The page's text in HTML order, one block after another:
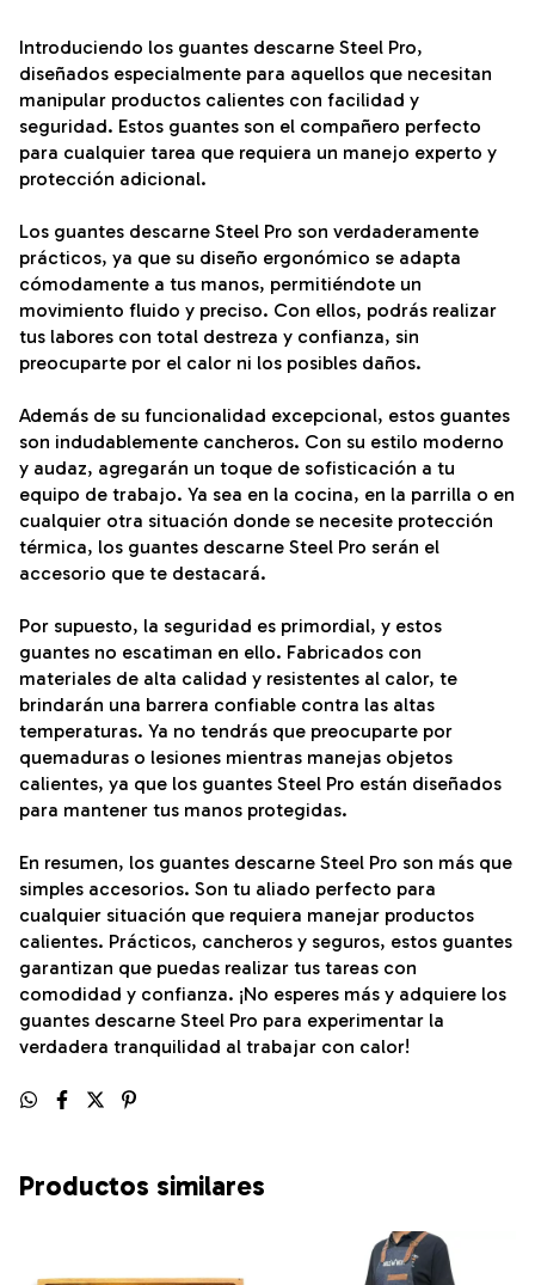
Introduciendo los guantes descarne Steel Pro,
diseñados especialmente para aquellos que necesitan
manipular productos calientes con facilidad y
seguridad. Estos guantes son el compañero perfecto
para cualquier tarea que requiera un manejo experto y
protección adicional.
Los guantes descarne Steel Pro son verdaderamente
prácticos, ya que su diseño ergonómico se adapta
cómodamente a tus manos, permitiéndote un
movimiento fluido y preciso. Con ellos, podrás realizar
tus labores con total destreza y confianza, sin
preocuparte por el calor ni los posibles daños.
Además de su funcionalidad excepcional, estos guantes
son indudablemente cancheros. Con su estilo moderno
y audaz, agregarán un toque de sofisticación a tu
equipo de trabajo. Ya sea en la cocina, en la parrilla o en
cualquier otra situación donde se necesite protección
térmica, los guantes descarne Steel Pro serán el
accesorio que te destacará.
Por supuesto, la seguridad es primordial, y estos
guantes no escatiman en ello. Fabricados con
materiales de alta calidad y resistentes al calor, te
brindarán una barrera confiable contra las altas
temperaturas. Ya no tendrás que preocuparte por
quemaduras o lesiones mientras manejas objetos
calientes, ya que los guantes Steel Pro están diseñados
para mantener tus manos protegidas.
En resumen, los guantes descarne Steel Pro son más que
simples accesorios. Son tu aliado perfecto para
cualquier situación que requiera manejar productos
calientes. Prácticos, cancheros y seguros, estos guantes
garantizan que puedas realizar tus tareas con
comodidad y confianza. ¡No esperes más y adquiere los
guantes descarne Steel Pro para experimentar la
verdadera tranquilidad al trabajar con calor!
Productos similares